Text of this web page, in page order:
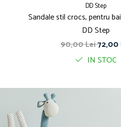
DD Step
Sandale stil crocs, pentru
DD Step
90,00 Lei72,00
IN STOC